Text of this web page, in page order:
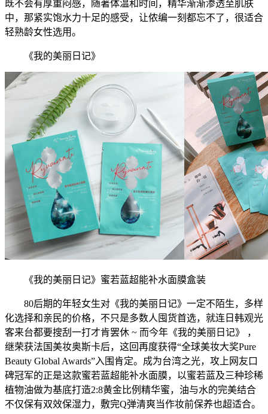
既不会有厚重闷感，随著体温和时间，精华渐渐渗透至肌肤
中，那紧实饱水力十足的感受，让侬编一刻都忘不了，很适合
轻熟龄女性选用。
《我的美丽日记》
《我的美丽日记》蜜若蓝超能补水面膜盒装
80后期的年轻女生对《我的美丽日记》一定不陌生，多样
化选择和亲民的价格，不只是多数人囤货首选，就连日韩观光
客来台都要搜刮一打才肯罢休 ~ 而今年《我的美丽日记》 ，
继荣获法国美妆奥斯卡后，这回再度获得“全球美妆大奖Pure
Beauty Global Awards”入围肯定。成为台湾之光，攻上网友口
碑冠军的正是这款蜜若蓝超能补水面膜，以蜜若蓝及三种珍稀
植物油做为基底打造2:8黄金比例精华蜜，油与水的完美结合
不仅保有双效保湿力，敷完Q弹清爽当作妆前保养也超适合。